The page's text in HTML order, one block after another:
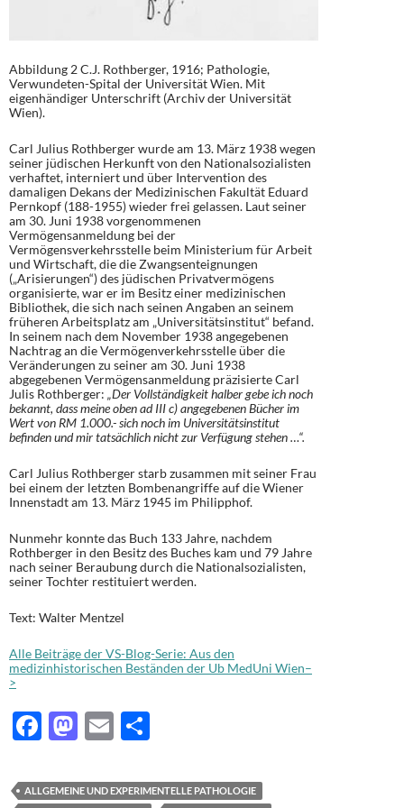
Abbildung 2 C.J. Rothberger, 1916; Pathologie,
Verwundeten-Spital der Universität Wien. Mit
eigenhändiger Unterschrift (Archiv der Universität
Wien).
Carl Julius Rothberger wurde am 13. März 1938 wegen
seiner jüdischen Herkunft von den Nationalsozialisten
verhaftet, interniert und über Intervention des
damaligen Dekans der Medizinischen Fakultät Eduard
Pernkopf (188-1955) wieder frei gelassen. Laut seiner
am 30. Juni 1938 vorgenommenen
Vermögensanmeldung bei der
Vermögensverkehrsstelle beim Ministerium für Arbeit
und Wirtschaft, die die Zwangsenteignungen
(„Arisierungen“) des jüdischen Privatvermögens
organisierte, war er im Besitz einer medizinischen
Bibliothek, die sich nach seinen Angaben an seinem
früheren Arbeitsplatz am „Universitätsinstitut“ befand.
In seinem nach dem November 1938 angegebenen
Nachtrag an die Vermögenverkehrsstelle über die
Veränderungen zu seiner am 30. Juni 1938
abgegebenen Vermögensanmeldung präzisierte Carl
Julis Rothberger: „Der Vollständigkeit halber gebe ich noch
bekannt, dass meine oben ad III c) angegebenen Bücher im
Wert von RM 1.000.- sich noch im Universitätsinstitut
befinden und mir tatsächlich nicht zur Verfügung stehen …“.
Carl Julius Rothberger starb zusammen mit seiner Frau
bei einem der letzten Bombenangriffe auf die Wiener
Innenstadt am 13. März 1945 im Philipphof.
Nunmehr konnte das Buch 133 Jahre, nachdem
Rothberger in den Besitz des Buches kam und 79 Jahre
nach seiner Beraubung durch die Nationalsozialisten,
seiner Tochter restituiert werden.
Text: Walter Mentzel
Alle Beiträge der VS-Blog-Serie: Aus den
medizinhistorischen Beständen der Ub MedUni Wien–
>
F
e
M
to
E
ail le
ALLGEMEINE UND EXPERIMENTELLE PATHOLOGIE